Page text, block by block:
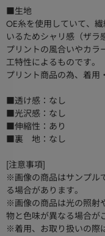
■生地
OE糸を使用していて、
いるためシャリ感（ザラ
プリントの風合いやカラ
工特性によるものです。
プリント商品の為、着用
■透け感：なし
■光沢感：なし
■伸縮性：あり
■裏 地：なし
[注意事項]
※画像の商品はサンプル
る場合があります。
※画像の商品は光の照射
物と色味が異なる場合が
※着用、お取り扱いの際